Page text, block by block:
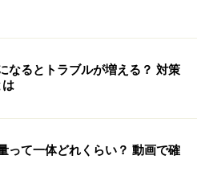
の効果は折り紙つき。シワが
だけ早くケアすることで、シ
ができます。2本、3本と継続
シワに確かな効果を実感でき
ディカル セラム
なるとトラブルが増える？ 対策
は
って一体どれくらい？ 動画で確